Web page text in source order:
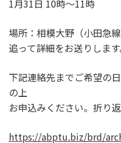
1月31日 10時～11時
場所：相模大野（小田急
追って詳細をお送りします
下記連絡先までご希望の
の上
お申込みください。折り
https://abptu.biz/brd/